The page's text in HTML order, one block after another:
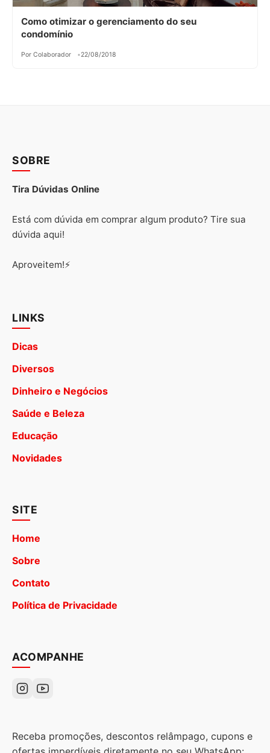
Como otimizar o gerenciamento do seu
condomínio
Por Colaborador 22/08/2018
SOBRE
Tira Dúvidas Online
Está com dúvida em comprar algum produto? Tire sua
dúvida aqui!
Aproveitem!⚡
LINKS
Dicas
Diversos
Dinheiro e Negócios
Saúde e Beleza
Educação
Novidades
SITE
Home
Sobre
Contato
Política de Privacidade
ACOMPANHE
Receba promoções, descontos relâmpago, cupons e